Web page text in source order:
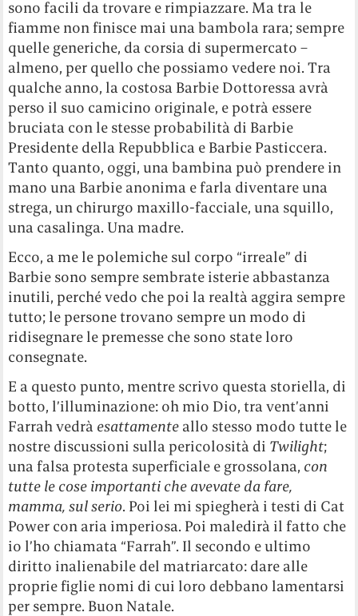
sono facili da trovare e rimpiazzare. Ma tra le
fiamme non finisce mai una bambola rara; sempre
quelle generiche, da corsia di supermercato –
almeno, per quello che possiamo vedere noi. Tra
qualche anno, la costosa Barbie Dottoressa avrà
perso il suo camicino originale, e potrà essere
bruciata con le stesse probabilità di Barbie
Presidente della Repubblica e Barbie Pasticcera.
Tanto quanto, oggi, una bambina può prendere in
mano una Barbie anonima e farla diventare una
strega, un chirurgo maxillo-facciale, una squillo,
una casalinga. Una madre.
Ecco, a me le polemiche sul corpo “irreale” di
Barbie sono sempre sembrate isterie abbastanza
inutili, perché vedo che poi la realtà aggira sempre
tutto; le persone trovano sempre un modo di
ridisegnare le premesse che sono state loro
consegnate.
E a questo punto, mentre scrivo questa storiella, di
botto, l’illuminazione: oh mio Dio, tra vent’anni
Farrah vedrà esattamente allo stesso modo tutte le
nostre discussioni sulla pericolosità di Twilight;
una falsa protesta superficiale e grossolana, con
tutte le cose importanti che avevate da fare,
mamma, sul serio. Poi lei mi spiegherà i testi di Cat
Power con aria imperiosa. Poi maledirà il fatto che
io l’ho chiamata “Farrah”. Il secondo e ultimo
diritto inalienabile del matriarcato: dare alle
proprie figlie nomi di cui loro debbano lamentarsi
per sempre. Buon Natale.